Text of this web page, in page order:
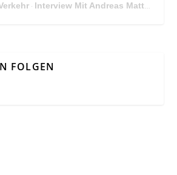
· Interview Mit Andreas Matthä, CEO der ÖBB Holding
FOLGEN